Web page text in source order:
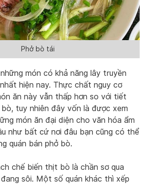
Phở bò tái
món có khả năng lây truyền
hiện nay. Thực chất nguy cơ
ăn này vẫn thấp hơn so với tiết
tuy nhiên đây vốn là được xem
món ăn đại diện cho văn hóa ẩm
như bất cứ nơi đâu bạn cũng có thể
quán bán phở bò.
chế biến thịt bò là chần sơ qua
sôi. Một số quán khác thì xếp